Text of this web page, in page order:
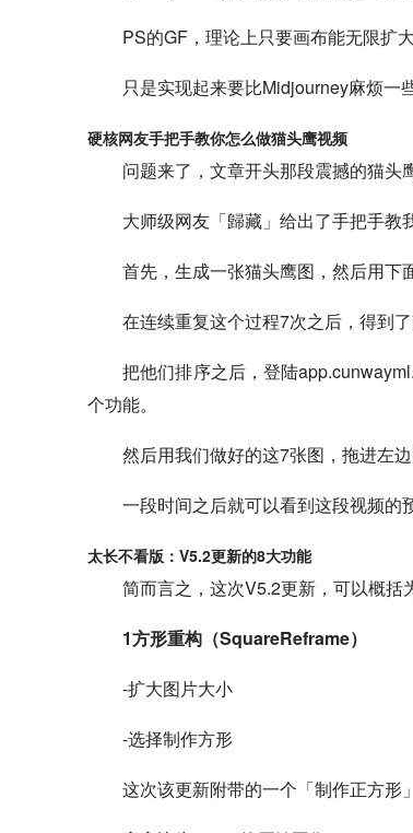
PS的GF，理论上只要画布能无限扩
只是实现起来要比Midjourney麻烦一些
硬核网友手把手教你怎么做猫头鹰视频
问题来了，文章开头那段震撼的猫头
大师级网友「歸藏」给出了手把手教
首先，生成一张猫头鹰图，然后用下
在连续重复这个过程7次之后，得到
把他们排序之后，登陆
个功能。
然后用我们做好的这7张图，拖进左
一段时间之后就可以看到这段视频的
太长不看版：V5.2更新的8大功能
简而言之，这次V5.2更新，可以概括
1方形重构（SquareReframe）
-扩大图片大小
-选择制作方形
这次该更新附带的一个「制作正方形